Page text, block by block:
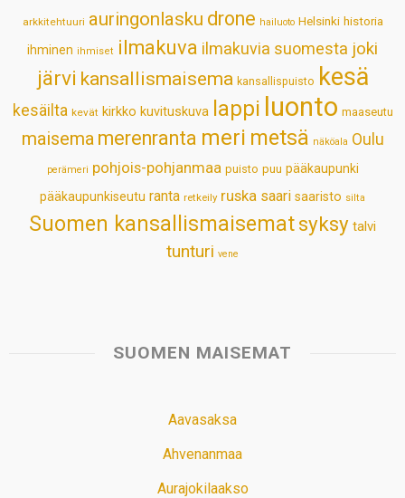
p
k
n
s
t
arkkitehtuuri auringonlasku drone hailuoto Helsinki historia
ihminen ihmiset ilmakuva ilmakuvia suomesta joki
järvi kansallismaisema kansallispuisto kesä
kesäilta kevät kirkko kuvituskuva lappi luonto maaseutu
maisema merenranta meri metsä näköala Oulu
perämeri pohjois-pohjanmaa puisto puu pääkaupunki
pääkaupunkiseutu ranta retkeily ruska saari saaristo silta
Suomen kansallismaisematsyksy talvi
tunturi vene
SUOMEN MAISEMAT
Aavasaksa
Ahvenanmaa
Aurajokilaakso